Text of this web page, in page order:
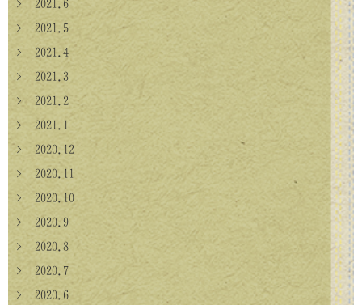
> 2021.6
> 2021.5
> 2021.4
> 2021.3
> 2021.2
> 2021.1
> 2020.12
> 2020.11
> 2020.10
> 2020.9
> 2020.8
> 2020.7
> 2020.6